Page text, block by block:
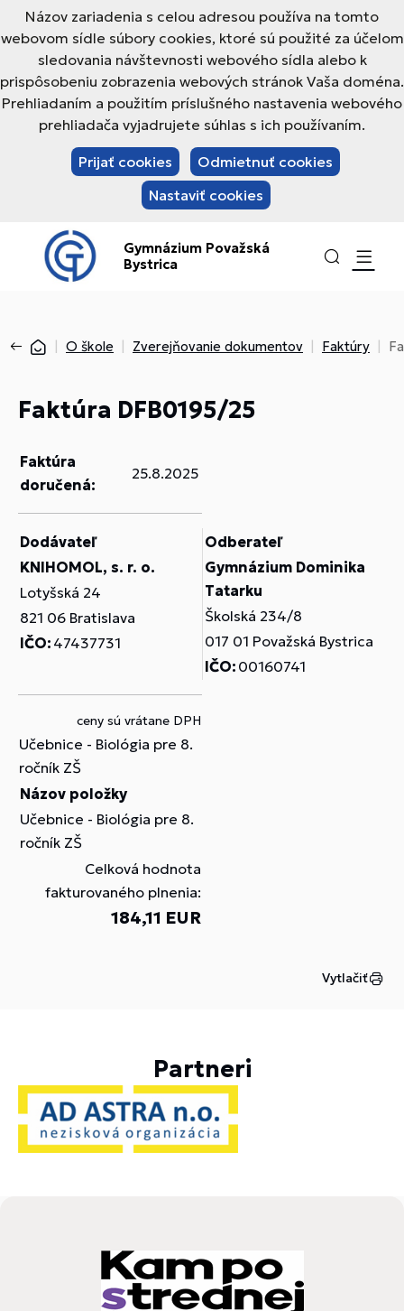
Názov zariadenia s celou adresou používa na tomto
webovom sídle súbory cookies, ktoré sú použité za účelom
sledovania návštevnosti webového sídla alebo k
prispôsobeniu zobrazenia webových stránok Vaša doména.
Prehliadaním a použitím príslušného nastavenia webového
prehliadača vyjadrujete súhlas s ich používaním.
Prijať cookies
Odmietnuť cookies
Nastaviť cookies
Gymnázium Považská
Bystrica
O škole Zverejňovanie dokumentov Faktúry
Faktúra DFB0195/25
Faktúra
doručená:
25.8.2025
Dodávateľ
KNIHOMOL, s. r. o.
Lotyšská 24
821 06 Bratislava
IČO: 47437731
Odberateľ
Gymnázium Dominika
Tatarku
Školská 234/8
017 01 Považská Bystrica
IČO: 00160741
ceny sú vrátane DPH
Učebnice - Biológia pre 8.
ročník ZŠ
Názov položky
Učebnice - Biológia pre 8.
ročník ZŠ
Celková hodnota
fakturovaného plnenia:
184,11 EUR
Vytlačiť
Partneri